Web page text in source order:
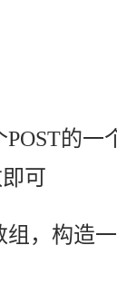
的一
可
，构造